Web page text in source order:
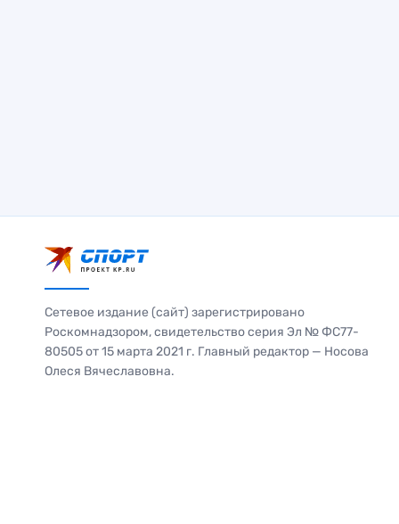
Сетевое издание (сайт) зарегистрировано
Роскомнадзором, свидетельство серия Эл № ФС77-
80505 от 15 марта 2021 г. Главный редактор — Носова
Олеся Вячеславовна.